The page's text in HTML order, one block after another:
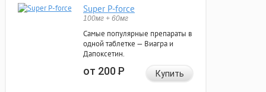
Super P-force
100мг + 60мг
Самые популярные препараты в
одной таблетке — Виагра и
Дапоксетин.
от 200Р Купить